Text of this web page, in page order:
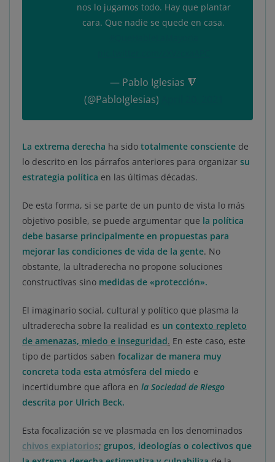
nos lo jugamos todo. Hay que plantar
cara. Que nadie se quede en casa.
— Pablo Iglesias 🔻
(@PabloIglesias)
La extrema derecha ha sido totalmente consciente de
lo descrito en los párrafos anteriores para organizar su
estrategia política en las últimas décadas.
De esta forma, si se parte de un punto de vista lo más
objetivo posible, se puede argumentar que la política
debe basarse principalmente en propuestas para
mejorar las condiciones de vida de la gente. No
obstante, la ultraderecha no propone soluciones
constructivas sino medidas de «protección».
El imaginario social, cultural y político que plasma la
ultraderecha sobre la realidad es un contexto repleto
de amenazas, miedo e inseguridad. En este caso, este
tipo de partidos saben focalizar de manera muy
concreta toda esta atmósfera del miedo e
incertidumbre que aflora en la Sociedad de Riesgo
descrita por Ulrich Beck.
Esta focalización se ve plasmada en los denominados
chivos expiatorios; grupos, ideologías o colectivos que